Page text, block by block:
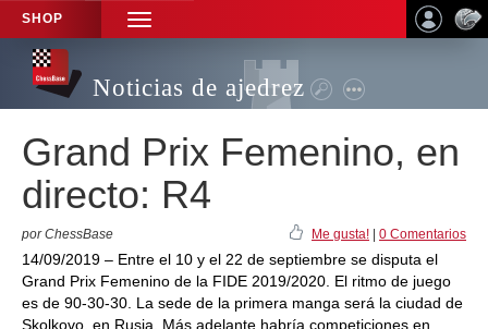
SHOP
TOGGLE
NAVIGATION
Noticias de ajedrez
Grand Prix Femenino, en
directo: R4
por ChessBase Me gusta! 0 Comentarios
14/09/2019 – Entre el 10 y el 22 de septiembre se disputa el
Grand Prix Femenino de la FIDE 2019/2020. El ritmo de juego
es de 90-30-30. La sede de la primera manga será la ciudad de
Skolkovo, en Rusia. Más adelante habría competiciones en